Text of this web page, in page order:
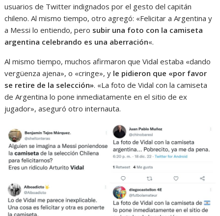
usuarios de Twitter indignados por el gesto del capitán
chileno. Al mismo tiempo, otro agregó: «Felicitar a Argentina y
a Messi lo entiendo, pero subir una foto con la camiseta
argentina celebrando es una aberración«.
Al mismo tiempo, muchos afirmaron que Vidal estaba «dando
vergüenza ajena», o «cringe», y le pidieron que «por favor
se retire de la selección». «La foto de Vidal con la camiseta
de Argentina lo pone inmediatamente en el sitio de ex
jugador», aseguró otro internauta.